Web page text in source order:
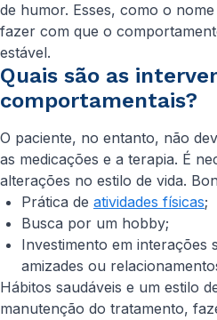
de humor. Esses, como o
fazer com que o
estável.
Quais são as
comportamentais?
O paciente, no entanto, não
as medicações e a terapia. É
alterações no estilo de vida.
Prática de atividades físicas;
Busca por um hobby;
Investimento em interações
amizades ou
Hábitos saudáveis e um estilo
manutenção do tratamento,